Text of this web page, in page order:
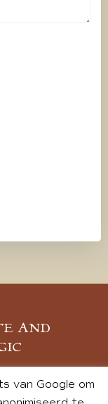
AND
van Google om